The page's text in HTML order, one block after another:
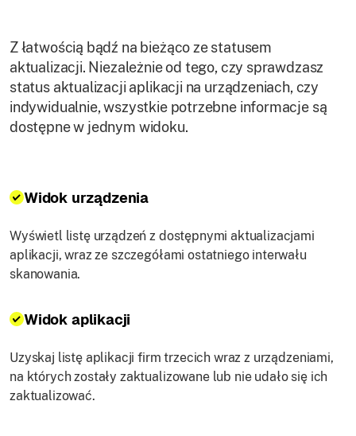
Z łatwością bądź na bieżąco ze statusem
aktualizacji. Niezależnie od tego, czy sprawdzasz
status aktualizacji aplikacji na urządzeniach, czy
indywidualnie, wszystkie potrzebne informacje są
dostępne w jednym widoku.
Widok urządzenia
Wyświetl listę urządzeń z dostępnymi aktualizacjami
aplikacji, wraz ze szczegółami ostatniego interwału
skanowania.
Widok aplikacji
Uzyskaj listę aplikacji firm trzecich wraz z urządzeniami,
na których zostały zaktualizowane lub nie udało się ich
zaktualizować.